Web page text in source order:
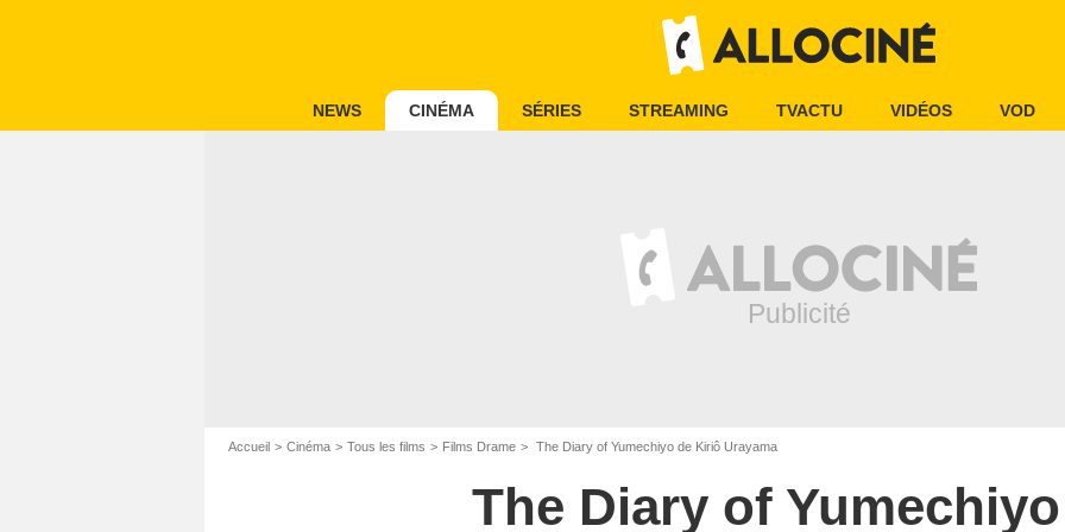
NEWS CINÉMA SÉRIES STREAMING TVACTU VIDÉOS VOD
Accueil Cinéma Tous les films Films Drame The Diary of Yumechiyo de Kiriô Urayama
The Diary of Yumechiyo